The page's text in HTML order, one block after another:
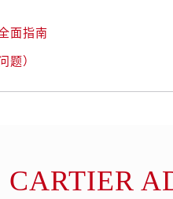
面指南
题）
CARTIER